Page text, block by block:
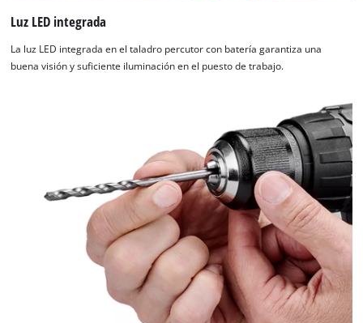
Luz LED integrada
La luz LED integrada en el taladro percutor con batería garantiza una
buena visión y suficiente iluminación en el puesto de trabajo.